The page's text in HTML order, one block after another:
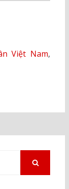
Việt Nam,